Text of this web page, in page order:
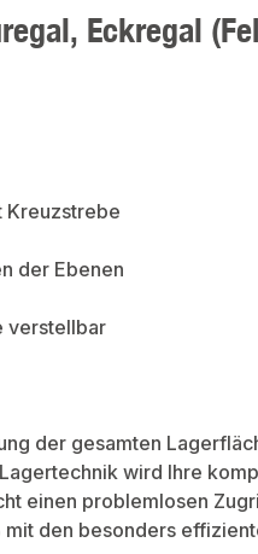
Eckregal
Kreuzstrebe
der Ebenen
verstellbar
der gesamten
wird Ihre
einen problemlosen
den besonders